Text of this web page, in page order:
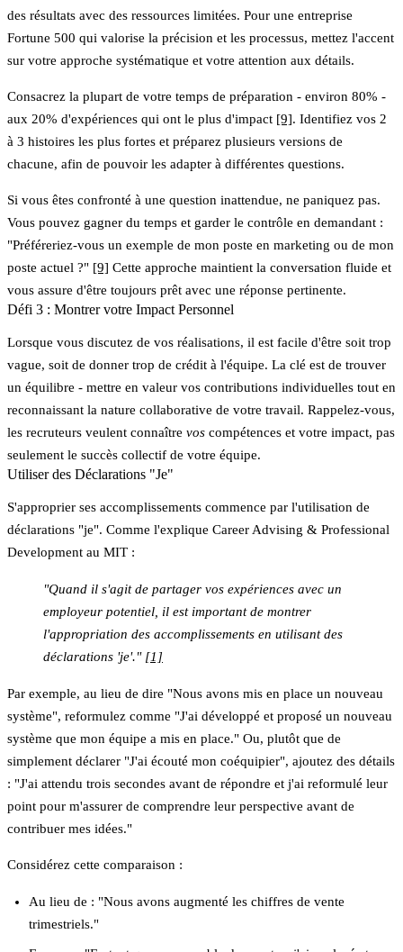
des résultats avec des ressources limitées. Pour une entreprise
Fortune 500 qui valorise la précision et les processus, mettez l'accent
sur votre approche systématique et votre attention aux détails.
Consacrez la plupart de votre temps de préparation - environ 80% -
aux 20% d'expériences qui ont le plus d'impact [9]. Identifiez vos 2
à 3 histoires les plus fortes et préparez plusieurs versions de
chacune, afin de pouvoir les adapter à différentes questions.
Si vous êtes confronté à une question inattendue, ne paniquez pas.
Vous pouvez gagner du temps et garder le contrôle en demandant :
"Préféreriez-vous un exemple de mon poste en marketing ou de mon
poste actuel ?" [9] Cette approche maintient la conversation fluide et
vous assure d'être toujours prêt avec une réponse pertinente.
Défi 3 : Montrer votre Impact Personnel
Lorsque vous discutez de vos réalisations, il est facile d'être soit trop
vague, soit de donner trop de crédit à l'équipe. La clé est de trouver
un équilibre - mettre en valeur vos contributions individuelles tout en
reconnaissant la nature collaborative de votre travail. Rappelez-vous,
les recruteurs veulent connaître vos compétences et votre impact, pas
seulement le succès collectif de votre équipe.
Utiliser des Déclarations "Je"
S'approprier ses accomplissements commence par l'utilisation de
déclarations "je". Comme l'explique Career Advising & Professional
Development au MIT :
"Quand il s'agit de partager vos expériences avec un
employeur potentiel, il est important de montrer
l'appropriation des accomplissements en utilisant des
déclarations 'je'." [1]
Par exemple, au lieu de dire "Nous avons mis en place un nouveau
système", reformulez comme "J'ai développé et proposé un nouveau
système que mon équipe a mis en place." Ou, plutôt que de
simplement déclarer "J'ai écouté mon coéquipier", ajoutez des détails
: "J'ai attendu trois secondes avant de répondre et j'ai reformulé leur
point pour m'assurer de comprendre leur perspective avant de
contribuer mes idées."
Considérez cette comparaison :
Au lieu de : "Nous avons augmenté les chiffres de vente
trimestriels."